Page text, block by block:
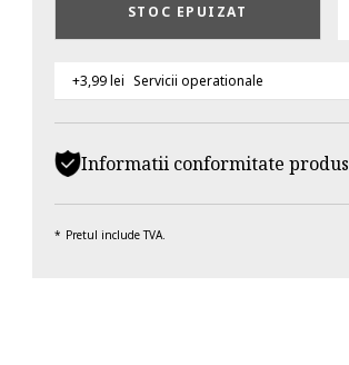
STOC EPUIZAT
+3,99 lei Servicii operationale
Informatii conformitate produs
Pretul include TVA.